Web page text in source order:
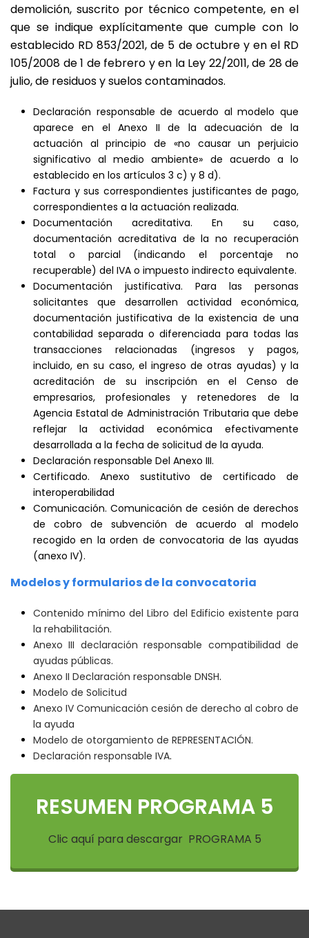
demolición, suscrito por técnico competente, en el
que se indique explícitamente que cumple con lo
establecido RD 853/2021, de 5 de octubre y en el RD
105/2008 de 1 de febrero y en la Ley 22/2011, de 28 de
julio, de residuos y suelos contaminados.
Declaración responsable de acuerdo al modelo que
aparece en el Anexo II de la adecuación de la
actuación al principio de «no causar un perjuicio
significativo al medio ambiente» de acuerdo a lo
establecido en los artículos 3 c) y 8 d).
Factura y sus correspondientes justificantes de pago,
correspondientes a la actuación realizada.
Documentación acreditativa. En su caso,
documentación acreditativa de la no recuperación
total o parcial (indicando el porcentaje no
recuperable) del IVA o impuesto indirecto equivalente.
Documentación justificativa. Para las personas
solicitantes que desarrollen actividad económica,
documentación justificativa de la existencia de una
contabilidad separada o diferenciada para todas las
transacciones relacionadas (ingresos y pagos,
incluido, en su caso, el ingreso de otras ayudas) y la
acreditación de su inscripción en el Censo de
empresarios, profesionales y retenedores de la
Agencia Estatal de Administración Tributaria que debe
reflejar la actividad económica efectivamente
desarrollada a la fecha de solicitud de la ayuda.
Declaración responsable Del Anexo III.
Certificado. Anexo sustitutivo de certificado de
interoperabilidad
Comunicación. Comunicación de cesión de derechos
de cobro de subvención de acuerdo al modelo
recogido en la orden de convocatoria de las ayudas
(anexo IV).
Modelos y formularios de la convocatoria
Contenido mínimo del Libro del Edificio existente para
la rehabilitación.
Anexo III declaración responsable compatibilidad de
ayudas públicas.
Anexo II Declaración responsable DNSH.
Modelo de Solicitud
Anexo IV Comunicación cesión de derecho al cobro de
la ayuda
Modelo de otorgamiento de REPRESENTACIÓN.
Declaración responsable IVA.
RESUMEN PROGRAMA 5
Clic aquí para descargar PROGRAMA 5